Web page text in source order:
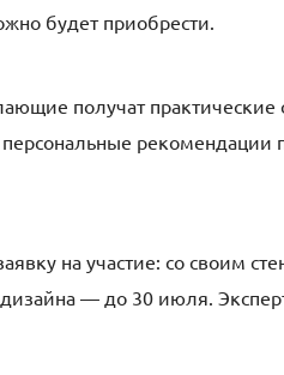
будет приобрести.
получат
на участие: со своим
— до 30 июля.